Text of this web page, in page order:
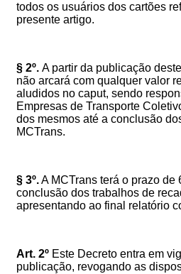
todos os usuários dos cartões
presente artigo.
§ 2º. A partir da publicação
não arcará com qualquer valor
aludidos no caput, sendo
Empresas de Transporte
dos mesmos até a conclusão
MCTrans.
§ 3º.A MCTrans terá o prazo de
conclusão dos trabalhos de
apresentando ao final relatório
Art. 2º Este Decreto entra em
publicação, revogando as